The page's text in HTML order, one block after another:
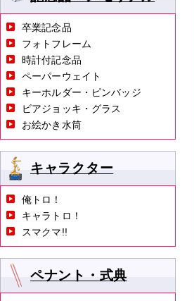
卒業記念品
フォトフレーム
時計付記念品
ペーパーウェイト
キーホルダー・ピンバッジ
ビアジョッキ・グラス
お絵かき水筒
キャラクター
俺トロ！
キャラトロ！
スマクマ!!
ペナント・式典